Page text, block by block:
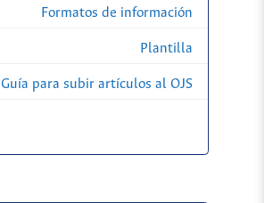
Formatos de información
Plantilla
Guía para subir artículos al OJS